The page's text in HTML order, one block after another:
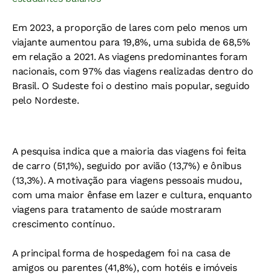
Em 2023, a proporção de lares com pelo menos um
viajante aumentou para 19,8%, uma subida de 68,5%
em relação a 2021. As viagens predominantes foram
nacionais, com 97% das viagens realizadas dentro do
Brasil. O Sudeste foi o destino mais popular, seguido
pelo Nordeste.
A pesquisa indica que a maioria das viagens foi feita
de carro (51,1%), seguido por avião (13,7%) e ônibus
(13,3%). A motivação para viagens pessoais mudou,
com uma maior ênfase em lazer e cultura, enquanto
viagens para tratamento de saúde mostraram
crescimento contínuo.
A principal forma de hospedagem foi na casa de
amigos ou parentes (41,8%), com hotéis e imóveis